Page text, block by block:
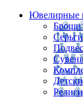
Ювелирные
Броши
Серьги